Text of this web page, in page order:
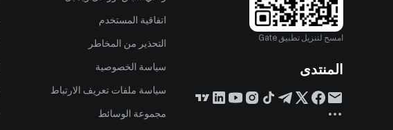
امسح لتنزيل تطبيق Gate
المنتدى
اتفاقية المستخدم
التحذير من المخاطر
سياسة الخصوصية
سياسة ملفات تعريف الارتباط
مجموعة الوسائط